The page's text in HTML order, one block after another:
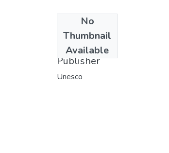
No
Thumbnail
Available
1990
Publisher
Unesco